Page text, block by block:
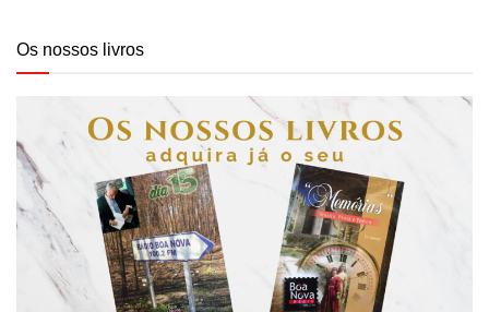
Os nossos livros